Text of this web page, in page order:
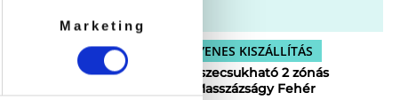
Marketing
INGYENES KISZÁLLÍTÁS
Relax Zen Összecsukható 2 zónás
hordozható Masszázságy Fehér